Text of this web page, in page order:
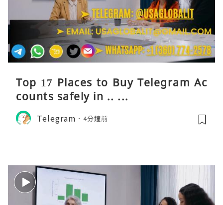
Top 17 Places to Buy Telegram Ac
counts safely in .. ...
Telegram 4分鐘前